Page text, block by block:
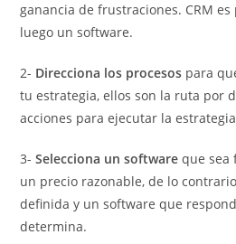
ganancia de frustraciones. CRM
luego un software.
2- Direcciona los procesos para
tu estrategia, ellos son la ruta por
acciones para ejecutar la
3-Selecciona un software que sea
un precio razonable, de lo
definida y un software que
determina.